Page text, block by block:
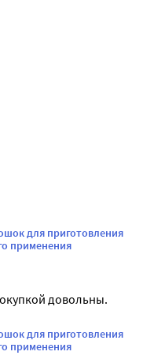
для приготовления
применения
довольны.
для приготовления
применения